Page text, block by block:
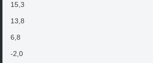
15,3
13,8
6,8
-2,0